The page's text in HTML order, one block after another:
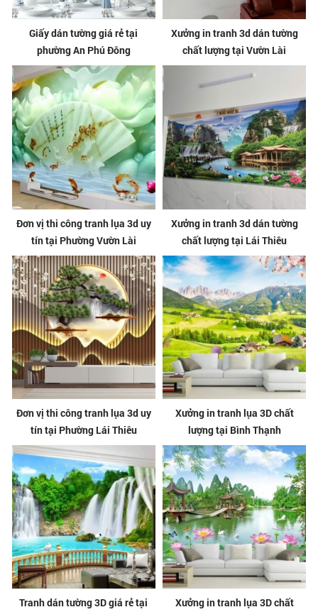
Giấy dán tường giá rẻ tại
phường An Phú Đông
Xưởng in tranh 3d dán tường
chất lượng tại Vườn Lài
Đơn vị thi công tranh lụa 3d uy
tín tại Phường Vườn Lài
Xưởng in tranh 3d dán tường
chất lượng tại Lái Thiêu
Đơn vị thi công tranh lụa 3d uy
tín tại Phường Lái Thiêu
Xưởng in tranh lụa 3D chất
lượng tại Bình Thạnh
Tranh dán tường 3D giá rẻ tại
Xưởng in tranh lụa 3D chất